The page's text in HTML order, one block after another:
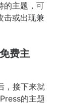
的主题，可
击或出现兼
费主
，接下来就
的主题